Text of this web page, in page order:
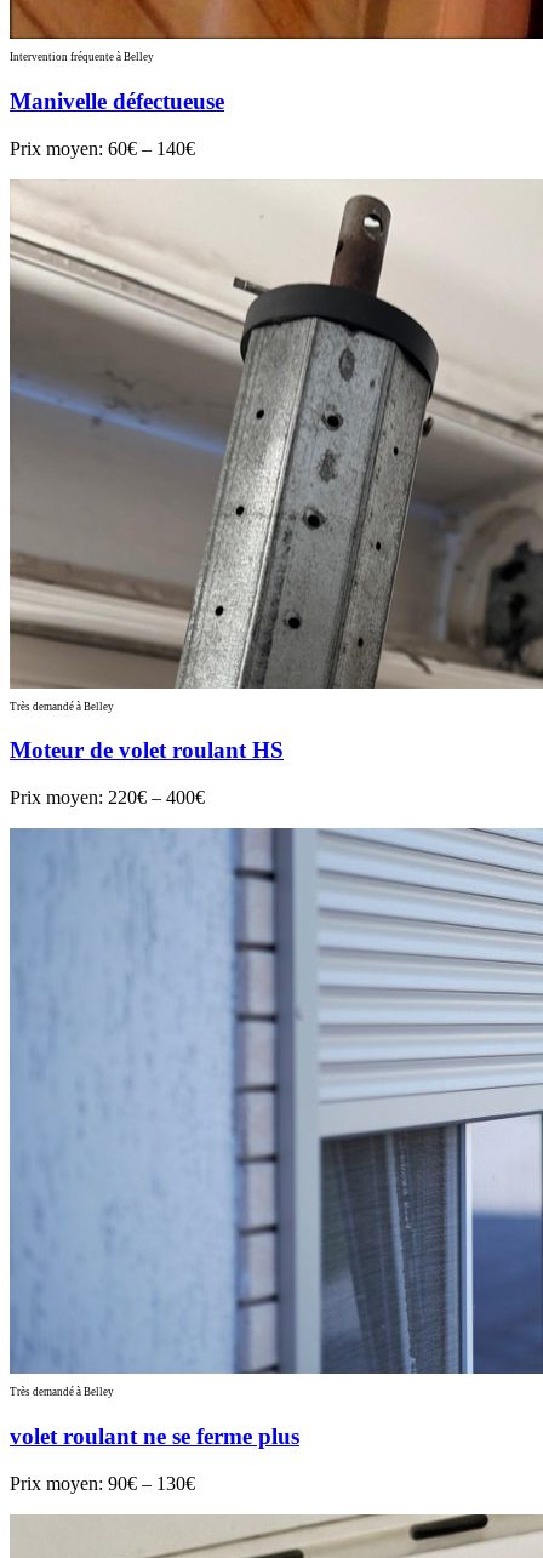
Intervention fréquente à Belley
Manivelle défectueuse
Prix moyen: 60€ – 140€
Très demandé à Belley
Moteur de volet roulant HS
Prix moyen: 220€ – 400€
Très demandé à Belley
volet roulant ne se ferme plus
Prix moyen: 90€ – 130€